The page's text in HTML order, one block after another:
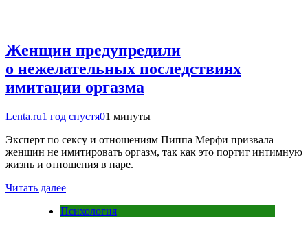
Женщин предупредили
о нежелательных последствиях
имитации оргазма
Lenta.ru1 год спустя01 минуты
Эксперт по сексу и отношениям Пиппа Мерфи призвала
женщин не имитировать оргазм, так как это портит интимную
жизнь и отношения в паре.
Читать далее
Психология